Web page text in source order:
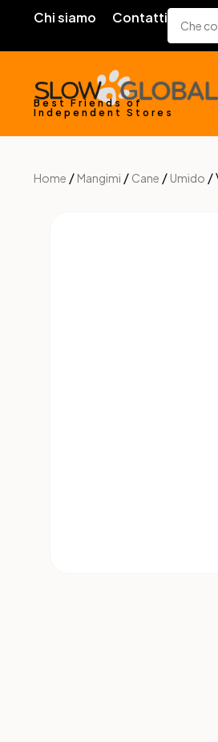
Chi siamo Contatti
Best Friends of
Independent Stores
Home / Mangimi / Cane / Umido /